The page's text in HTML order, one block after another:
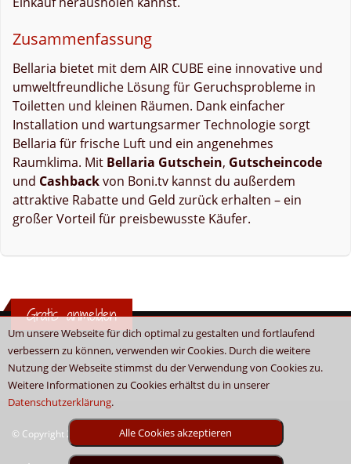
Um unsere Webseite für dich optimal zu gestalten und fortlaufend
verbessern zu können, verwenden wir Cookies. Durch die weitere
Nutzung der Webseite stimmst du der Verwendung von Cookies zu.
Weitere Informationen zu Cookies erhältst du in unserer
Datenschutzerklärung.
Alle Cookies akzeptieren
Zusammenfassung
Bellaria bietet mit dem AIR CUBE eine innovative und
umweltfreundliche Lösung für Geruchsprobleme in
Toiletten und kleinen Räumen. Dank einfacher
Installation und wartungsarmer Technologie sorgt
Bellaria für frische Luft und ein angenehmes
Raumklima. Mit Bellaria Gutschein, Gutscheincode
und Cashbackvon Boni.tv kannst du außerdem
attraktive Rabatte und Geld zurück erhalten – ein
großer Vorteil für preisbewusste Käufer.
Gratis anmelden
© Copyright 2026 - Boni.tv / Cashback & Gutscheine